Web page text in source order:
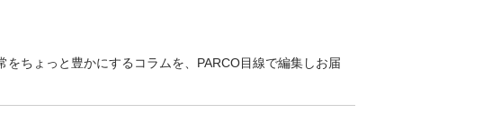
ちょっと豊かにするコラムを、PARCO目線で編集しお届